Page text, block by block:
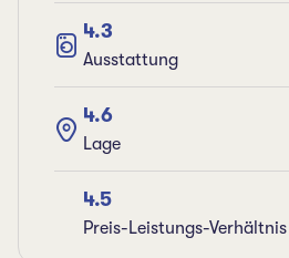
4.3
Ausstattung
4.6
Lage
4.5
Preis-Leistungs-Verhältnis